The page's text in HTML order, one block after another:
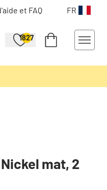
et FAQ FR
1827
mat, 2